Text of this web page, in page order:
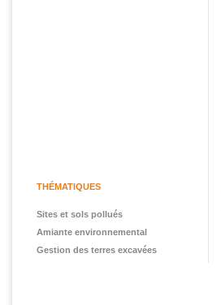
THÉMATIQUES
Sites et sols pollués
Amiante environnemental
Gestion des terres excavées